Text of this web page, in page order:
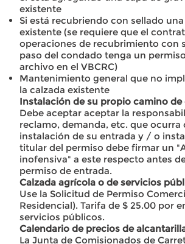
existente
Si está recubriendo con sellado
existente (se requiere que el
operaciones de recubrimiento con
paso del condado tenga un
archivo en el VBCRC)
Mantenimiento general que no
la calzada existente
Instalación de su propio camino
Debe aceptar aceptar la
reclamo, demanda, etc. que
instalación de su entrada y / o
titular del permiso debe firmar un
inofensiva" a este respecto antes
permiso de entrada.
Calzada agrícola o de servicios
Use la Solicitud de Permiso
Residencial). Tarifa de $ 25.00 por
servicios públicos.
Calendario de precios de
La Junta de Comisionados de